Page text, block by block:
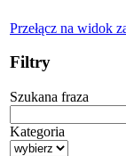
Przełącz na widok
Filtry
Szukana fraza
Kategoria